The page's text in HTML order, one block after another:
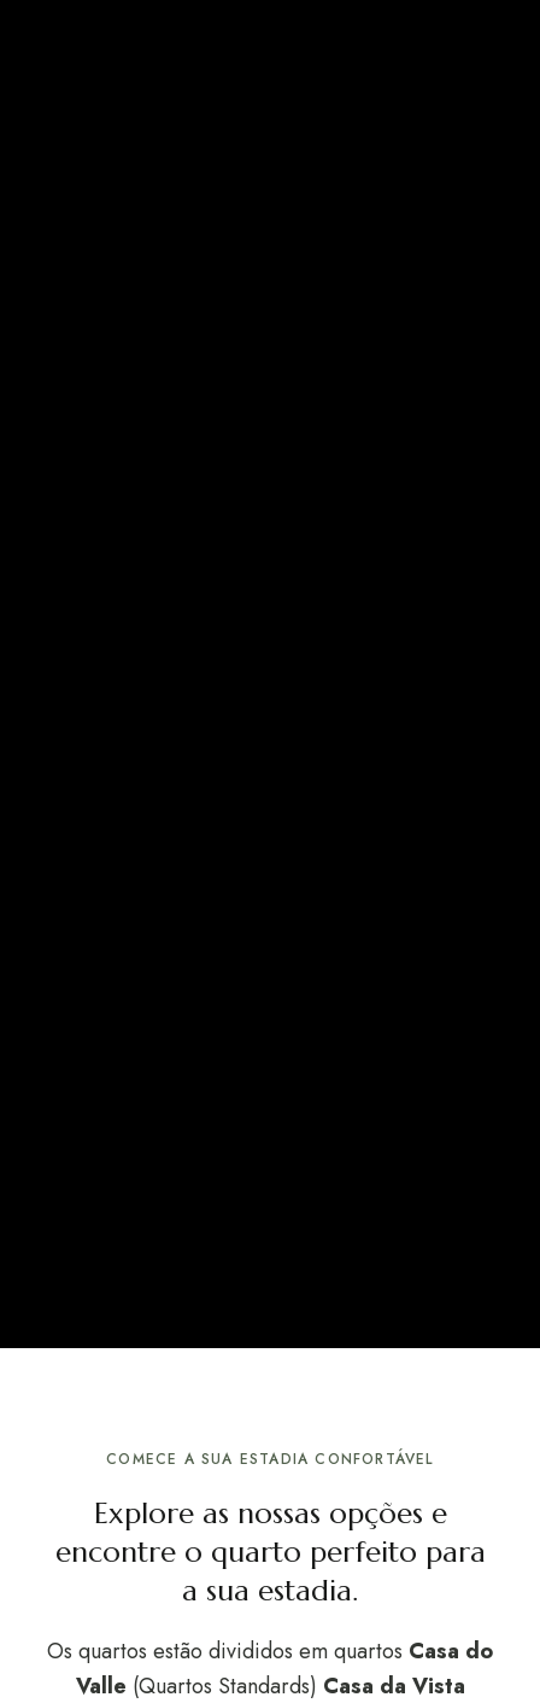
COMECE A SUA ESTADIA CONFORTÁVEL
Explore as nossas opções e
encontre o quarto perfeito para
a sua estadia.
Os quartos estão divididos em quartos Casa do
Valle (Quartos Standards) Casa da Vista